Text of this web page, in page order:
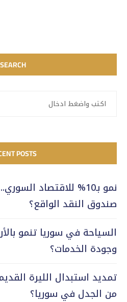
SEARCH
POSTS
نمو بـ10% للاقتصاد
صندوق النقد الواقع؟
السياحة في سوريا تنمو
وجودة الخدمات؟
تمديد استبدال الليرة
من الجدل في سوريا؟